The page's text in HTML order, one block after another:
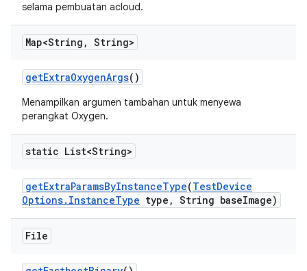
selama pembuatan acloud.
Map<String , String>
getExtraOxygenArgs()
Menampilkan argumen tambahan untuk menyewa
perangkat Oxygen.
static List<String>
getExtraParamsByInstanceType(TestDevice
Options. InstanceType type , String baseImage)
File